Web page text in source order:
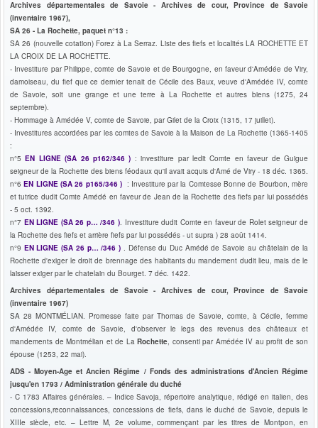
Archives départementales de Savoie - Archives de cour, Province de Savoie
(inventaire 1967),
SA 26 - La Rochette, paquet n°13 :
SA 26 (nouvelle cotation) Forez à La Serraz. Liste des fiefs et localités LA ROCHETTE ET
LA CROIX DE LA ROCHETTE.
- Investiture par Philippe, comte de Savoie et de Bourgogne, en faveur d'Amédée de Viry,
damoiseau, du fief que ce dernier tenait de Cécile des Baux, veuve d'Amédée IV, comte
de Savoie, soit une grange et une terre à La Rochette et autres biens (1275, 24
septembre).
- Hommage à Amédée V, comte de Savoie, par Gilet de la Croix (1315, 17 juillet).
- Investitures accordées par les comtes de Savoie à la Maison de La Rochette (1365-1405
:
n°5EN LIGNE (SA 26 p162/346 ) : investiture par ledit Comte en faveur de Guigue
seigneur de la Rochette des biens féodaux qu'il avait acquis d'Amé de Viry - 18 déc. 1365.
n°6EN LIGNE (SA 26 p165/346 ) : Investiture par la Comtesse Bonne de Bourbon, mère
et tutrice dudit Comte Amédé en faveur de Jean de la Rochette des fiefs par lui possédés
- 5 oct. 1392.
n°7 EN LIGNE (SA 26 p… /346 ). Investiture dudit Comte en faveur de Rolet seigneur de
la Rochette des fiefs et arrière fiefs par lui possédés - ut supra ) 28 août 1414.
n°9 EN LIGNE (SA 26 p… /346 ) . Défense du Duc Amédé de Savoie au châtelain de la
Rochette d'exiger le droit de brennage des habitants du mandement dudit lieu, mais de le
laisser exiger par le chatelain du Bourget. 7 déc. 1422.
Archives départementales de Savoie - Archives de cour, Province de Savoie
(inventaire 1967)
SA 28 MONTMÉLIAN. Promesse faite par Thomas de Savoie, comte, à Cécile, femme
d'Amédée IV, comte de Savoie, d'observer le legs des revenus des châteaux et
mandements de Montmélian et de La Rochette, consenti par Amédée IV au profit de son
épouse (1253, 22 mai).
ADS - Moyen-Age et Ancien Régime / Fonds des administrations d'Ancien Régime
jusqu'en 1793 / Administration générale du duché
- C 1783 Affaires générales. – Indice Savoja, répertoire analytique, rédigé en italien, des
concessions,reconnaissances, concessions de fiefs, dans le duché de Savoie, depuis le
XIIIe siècle, etc. – Lettre M, 2e volume, commençant par les titres de Montpon, en